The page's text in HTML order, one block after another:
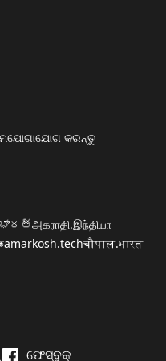
ଯୋଗାଯୋଗ କରନ୍ତୁ
அகராதி.இந்தியா
amarkosh.techचौपाल.भारत
ଫେସ୍ବୁକ୍